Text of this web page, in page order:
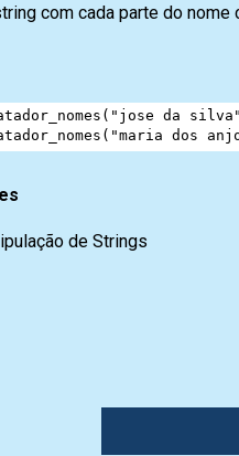
com cada parte do nome
( "jose da silva"
( "maria dos
de Strings